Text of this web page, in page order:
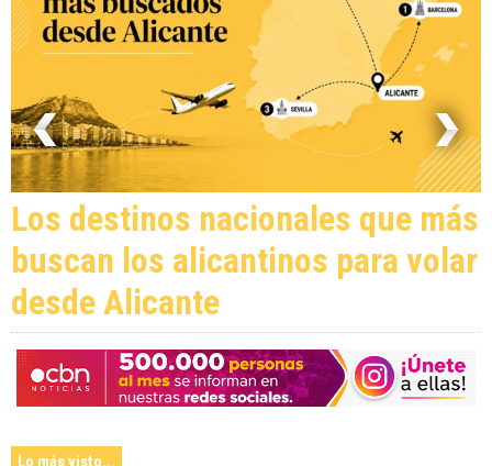
Los destinos nacionales que más
buscan los alicantinos para volar
desde Alicante